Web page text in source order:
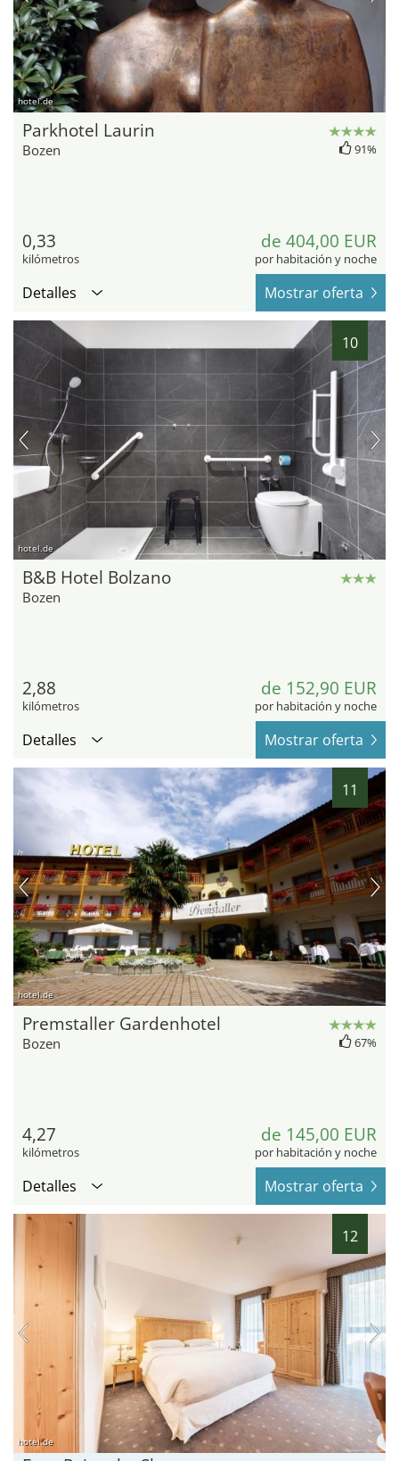
hotel.de
Parkhotel Laurin
Bozen 91%
0,33
kilómetros
de 404,00 EUR
por habitación y noche
Detalles Mostrar oferta
10
hotel.de
B&B Hotel Bolzano
Bozen
2,88
kilómetros
de 152,90 EUR
por habitación y noche
Detalles Mostrar oferta
11
hotel.de
Premstaller Gardenhotel
Bozen 67%
4,27
kilómetros
de 145,00 EUR
por habitación y noche
Detalles Mostrar oferta
12
hotel.de